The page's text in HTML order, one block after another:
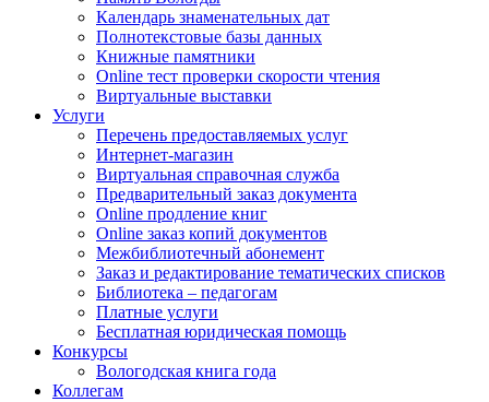
Календарь знаменательных дат
Полнотекстовые базы данных
Книжные памятники
Online тест проверки скорости чтения
Виртуальные выставки
Услуги
Перечень предоставляемых услуг
Интернет-магазин
Виртуальная справочная служба
Предварительный заказ документа
Online продление книг
Online заказ копий документов
Межбиблиотечный абонемент
Заказ и редактирование тематических списков
Библиотека – педагогам
Платные услуги
Бесплатная юридическая помощь
Конкурсы
Вологодская книга года
Коллегам